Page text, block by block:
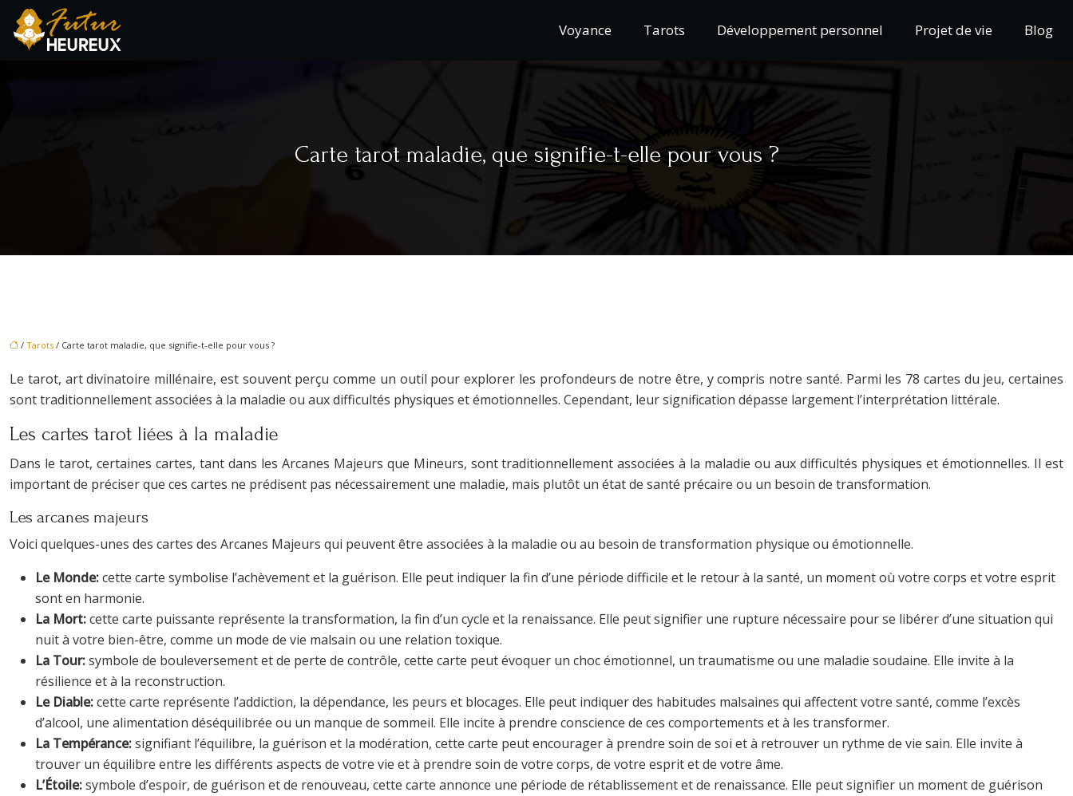
Voyance Tarots Développement personnel Projet de vie Blog
Carte tarot maladie, que signifie-t-elle pour vous ?
/ Tarots / Carte tarot maladie, que signifie-t-elle pour vous ?
Le tarot, art divinatoire millénaire, est souvent perçu comme un outil pour explorer les profondeurs de notre être, y compris notre santé. Parmi les 78 cartes du jeu, certaines
sont traditionnellement associées à la maladie ou aux difficultés physiques et émotionnelles. Cependant, leur signification dépasse largement l’interprétation littérale.
Les cartes tarot liées à la maladie
Dans le tarot, certaines cartes, tant dans les Arcanes Majeurs que Mineurs, sont traditionnellement associées à la maladie ou aux difficultés physiques et émotionnelles. Il est
important de préciser que ces cartes ne prédisent pas nécessairement une maladie, mais plutôt un état de santé précaire ou un besoin de transformation.
Les arcanes majeurs
Voici quelques-unes des cartes des Arcanes Majeurs qui peuvent être associées à la maladie ou au besoin de transformation physique ou émotionnelle.
Le Monde:cette carte symbolise l’achèvement et la guérison. Elle peut indiquer la fin d’une période difficile et le retour à la santé, un moment où votre corps et votre esprit
sont en harmonie.
La Mort:cette carte puissante représente la transformation, la fin d’un cycle et la renaissance. Elle peut signifier une rupture nécessaire pour se libérer d’une situation qui
nuit à votre bien-être, comme un mode de vie malsain ou une relation toxique.
La Tour:symbole de bouleversement et de perte de contrôle, cette carte peut évoquer un choc émotionnel, un traumatisme ou une maladie soudaine. Elle invite à la
résilience et à la reconstruction.
Le Diable:cette carte représente l’addiction, la dépendance, les peurs et blocages. Elle peut indiquer des habitudes malsaines qui affectent votre santé, comme l’excès
d’alcool, une alimentation déséquilibrée ou un manque de sommeil. Elle incite à prendre conscience de ces comportements et à les transformer.
La Tempérance:signifiant l’équilibre, la guérison et la modération, cette carte peut encourager à prendre soin de soi et à retrouver un rythme de vie sain. Elle invite à
trouver un équilibre entre les différents aspects de votre vie et à prendre soin de votre corps, de votre esprit et de votre âme.
L’Étoile:symbole d’espoir, de guérison et de renouveau, cette carte annonce une période de rétablissement et de renaissance. Elle peut signifier un moment de guérison